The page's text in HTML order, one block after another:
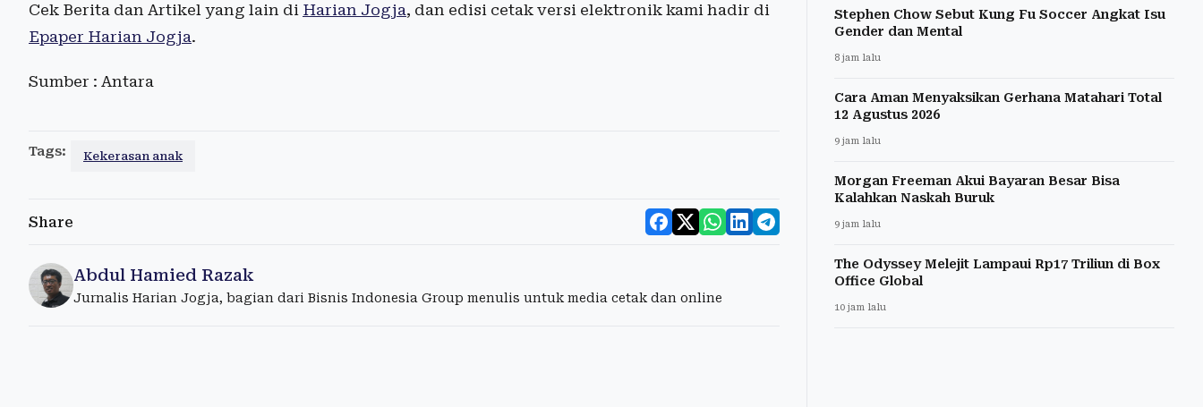
Cek Berita dan Artikel yang lain di Harian Jogja, dan edisi cetak versi elektronik kami hadir di
Epaper Harian Jogja.
Sumber : Antara
Tags: Kekerasan anak
Share
Abdul Hamied Razak
Jurnalis Harian Jogja, bagian dari Bisnis Indonesia Group menulis untuk media cetak dan online
Stephen Chow Sebut Kung Fu Soccer Angkat Isu
Gender dan Mental
8 jam lalu
Cara Aman Menyaksikan Gerhana Matahari Total
12 Agustus 2026
9 jam lalu
Morgan Freeman Akui Bayaran Besar Bisa
Kalahkan Naskah Buruk
9 jam lalu
The Odyssey Melejit Lampaui Rp17 Triliun di Box
Office Global
10 jam lalu